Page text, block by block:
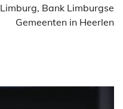
Limburg, Bank Limburgse
Gemeenten in Heerlen